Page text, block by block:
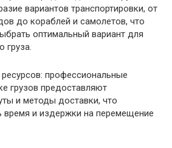
вариантов транспортировки, от
до кораблей и самолетов, что
оптимальный вариант для
груза.
профессиональные
грузов предоставляют
и методы доставки, что
время и издержки на перемещение